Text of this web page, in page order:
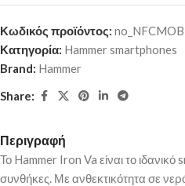
Κωδικός προϊόντος:
Κατηγορία: Hammer smartphones
Brand: Hammer
Share:
Περιγραφή
Το Hammer Iron Va είναι το ιδανικό
συνθήκες. Με ανθεκτικότητα σε